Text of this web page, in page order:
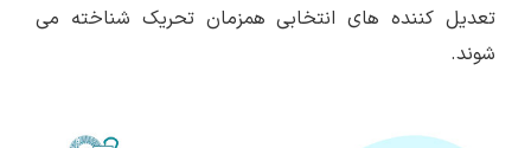
تعدیل کننده های انتخابی همزمان تحریک شناخته می
شوند.